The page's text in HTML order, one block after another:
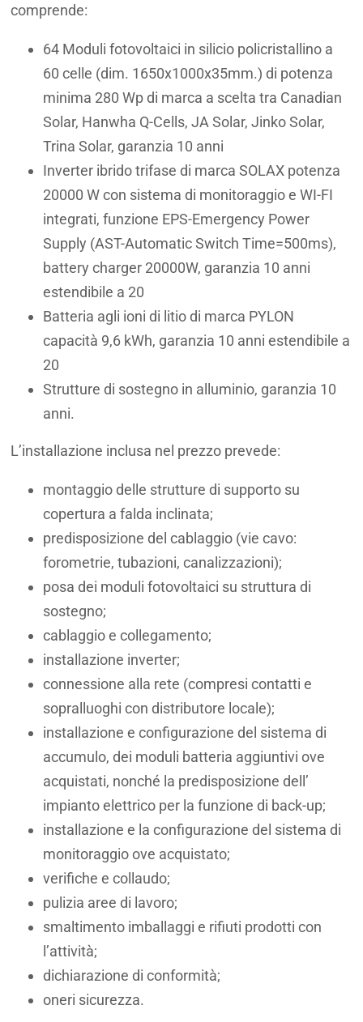
comprende:
64 Moduli fotovoltaici in silicio policristallino a
60 celle (dim. 1650x1000x35mm.) di potenza
minima 280 Wp di marca a scelta tra Canadian
Solar, Hanwha Q-Cells, JA Solar, Jinko Solar,
Trina Solar, garanzia 10 anni
Inverter ibrido trifase di marca SOLAX potenza
20000 W con sistema di monitoraggio e WI-FI
integrati, funzione EPS-Emergency Power
Supply (AST-Automatic Switch Time=500ms),
battery charger 20000W, garanzia 10 anni
estendibile a 20
Batteria agli ioni di litio di marca PYLON
capacità 9,6 kWh, garanzia 10 anni estendibile a
20
Strutture di sostegno in alluminio, garanzia 10
anni.
L’installazione inclusa nel prezzo prevede:
montaggio delle strutture di supporto su
copertura a falda inclinata;
predisposizione del cablaggio (vie cavo:
forometrie, tubazioni, canalizzazioni);
posa dei moduli fotovoltaici su struttura di
sostegno;
cablaggio e collegamento;
installazione inverter;
connessione alla rete (compresi contatti e
sopralluoghi con distributore locale);
installazione e configurazione del sistema di
accumulo, dei moduli batteria aggiuntivi ove
acquistati, nonché la predisposizione dell’
impianto elettrico per la funzione di back-up;
installazione e la configurazione del sistema di
monitoraggio ove acquistato;
verifiche e collaudo;
pulizia aree di lavoro;
smaltimento imballaggi e rifiuti prodotti con
l’attività;
dichiarazione di conformità;
oneri sicurezza.